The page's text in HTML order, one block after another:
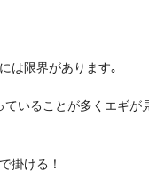
は限界があります｡
いることが多くエギが
掛ける！